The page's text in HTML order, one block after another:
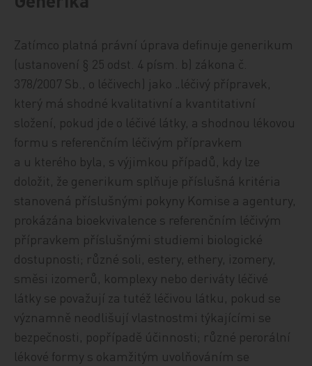
Zatímco platná právní úprava definuje generikum
(ustanovení § 25 odst. 4 písm. b) zákona č.
378/2007 Sb., o léčivech) jako „léčivý přípravek,
který má shodné kvalitativní a kvantitativní
složení, pokud jde o léčivé látky, a shodnou lékovou
formu s referenčním léčivým přípravkem
a u kterého byla, s výjimkou případů, kdy lze
doložit, že generikum splňuje příslušná kritéria
stanovená příslušnými pokyny Komise a agentury,
prokázána bioekvivalence s referenčním léčivým
přípravkem příslušnými studiemi biologické
dostupnosti; různé soli, estery, ethery, izomery,
směsi izomerů, komplexy nebo deriváty léčivé
látky se považují za tutéž léčivou látku, pokud se
významně neodlišují vlastnostmi týkajícími se
bezpečnosti, popřípadě účinnosti; různé perorální
lékové formy s okamžitým uvolňováním se